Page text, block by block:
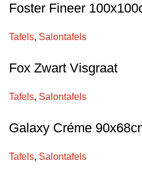
Foster Fineer
Tafels, Salontafels
Fox Zwart Visgraat
Tafels, Salontafels
Galaxy Créme
Tafels, Salontafels